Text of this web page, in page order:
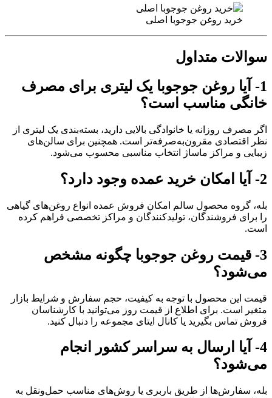
خرید روغن جوجوبا اصلی
سوالات متداول
1- آیا روغن جوجوبا یک لیتری برای مصرف
خانگی مناسب است؟
اگر مصرف روزانه یا خانوادگی بالایی دارید، بسته‌بندی یک لیتری از
نظر اقتصادی مقرون‌به‌صرفه‌تر است. همچنین برای سالن‌های
زیبایی و مراکز ماساژ انتخاب مناسبی محسوب می‌شود.
2- آیا امکان خرید عمده وجود دارد؟
بله، گروه محصول سالم امکان فروش عمده انواع روغن‌های گیاهی
را برای فروشندگان، تولیدکنندگان و مراکز تخصصی فراهم کرده
است.
3- قیمت روغن جوجوبا چگونه مشخص
می‌شود؟
قیمت این محصول با توجه به کیفیت، حجم سفارش و شرایط بازار
متغیر است. برای اطلاع از قیمت روز می‌توانید با کارشناسان
فروش تماس بگیرید یا کانال ایتای مجموعه را دنبال کنید.
4- آیا ارسال به سراسر کشور انجام
می‌شود؟
بله، سفارش‌ها از طریق باربری یا روش‌های مناسب حمل‌ونقل به